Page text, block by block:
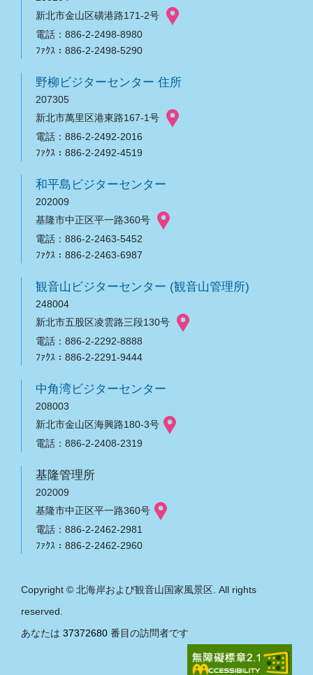
新北市金山区磺港路171-2号
電話：886-2-2498-8980
ﾌｧｸｽ：886-2-2498-5290
野柳ビジターセンター 住所
207305
新北市萬里区港東路167-1号
電話：886-2-2492-2016
ﾌｧｸｽ：886-2-2492-4519
和平島ビジターセンター
202009
基隆市中正区平一路360号
電話：886-2-2463-5452
ﾌｧｸｽ：886-2-2463-6987
観音山ビジターセンター (観音山管理所)
248004
新北市五股区凌雲路三段130号
電話：886-2-2292-8888
ﾌｧｸｽ：886-2-2291-9444
中角湾ビジターセンター
208003
新北市金山区海興路180-3号
電話：886-2-2408-2319
基隆管理所
202009
基隆市中正区平一路360号
電話：886-2-2462-2981
ﾌｧｸｽ：886-2-2462-2960
Copyright © 北海岸および観音山国家風景区. All rights
reserved.
あなたは 37372680 番目の訪問者です